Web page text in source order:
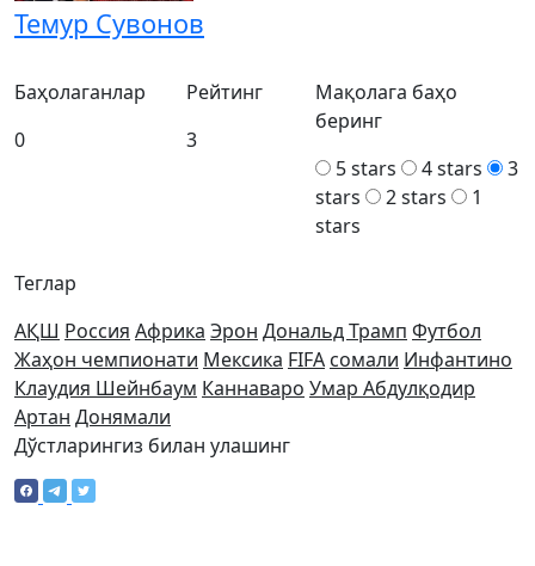
Темур Сувонов
Теглар
АҚШ Россия Африка Эрон Дональд Трамп Футбол
Жаҳон чемпионати Мексика FIFA сомали Инфантино
Клаудия Шейнбаум Каннаваро Умар Абдулқодир
Артан Донямали
Баҳолаганлар
0
Рейтинг
3
Мақолага баҳо
беринг
5 stars
4 stars
3
stars
2 stars
1
stars
Дўстларингиз билан улашинг